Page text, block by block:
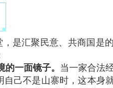
是汇聚民意、共商国是
一面镜子。 当一家合法
己不是山寨时，这本身